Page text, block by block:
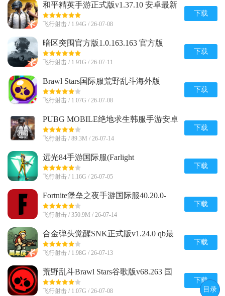
和平精英手游正式版v1.37.10 安卓最新
版
飞行射击 / 1.94G / 26-07-08
下载
暗区突围官方版1.0.163.163 官方版
飞行射击 / 1.91G / 26-07-11
下载
Brawl Stars国际服荒野乱斗海外版
v68.263 新赛季版
飞行射击 / 1.07G / 26-07-08
下载
PUBG MOBILE绝地求生韩服手游安卓
版v4.3.0 官方直装版
飞行射击 / 89.3M / 26-07-14
下载
远光84手游国际服(Farlight
84)2.6.2.3.1064316 最新完整版
飞行射击 / 1.16G / 26-07-05
下载
Fortnite堡垒之夜手游国际服40.20.0-
52886634-Android 国际版
飞行射击 / 350.9M / 26-07-14
下载
合金弹头觉醒SNK正式版v1.24.0 qb最
新版
飞行射击 / 1.98G / 26-07-13
下载
荒野乱斗Brawl Stars谷歌版v68.263 国
际服
飞行射击 / 1.07G / 26-07-08
下载
目录